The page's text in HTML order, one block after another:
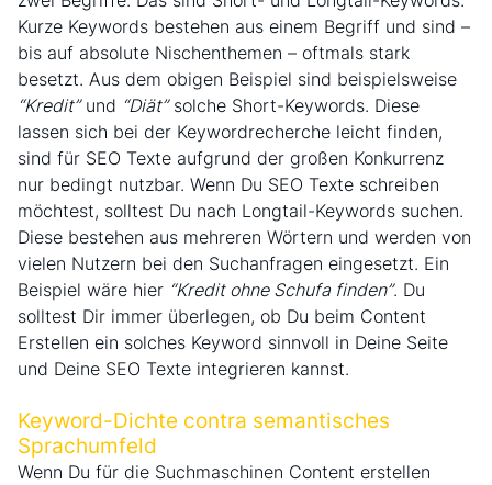
Kurze Keywords bestehen aus einem Begriff und sind –
bis auf absolute Nischenthemen – oftmals stark
besetzt. Aus dem obigen Beispiel sind beispielsweise
“Kredit”und “Diät”solche Short-Keywords. Diese
lassen sich bei der Keywordrecherche leicht finden,
sind für SEO Texte aufgrund der großen Konkurrenz
nur bedingt nutzbar. Wenn Du SEO Texte schreiben
möchtest, solltest Du nach Longtail-Keywords suchen.
Diese bestehen aus mehreren Wörtern und werden von
vielen Nutzern bei den Suchanfragen eingesetzt. Ein
Beispiel wäre hier “Kredit ohne Schufa finden”. Du
solltest Dir immer überlegen, ob Du beim Content
Erstellen ein solches Keyword sinnvoll in Deine Seite
und Deine SEO Texte integrieren kannst.
Keyword-Dichte contra semantisches
Sprachumfeld
Wenn Du für die Suchmaschinen Content erstellen